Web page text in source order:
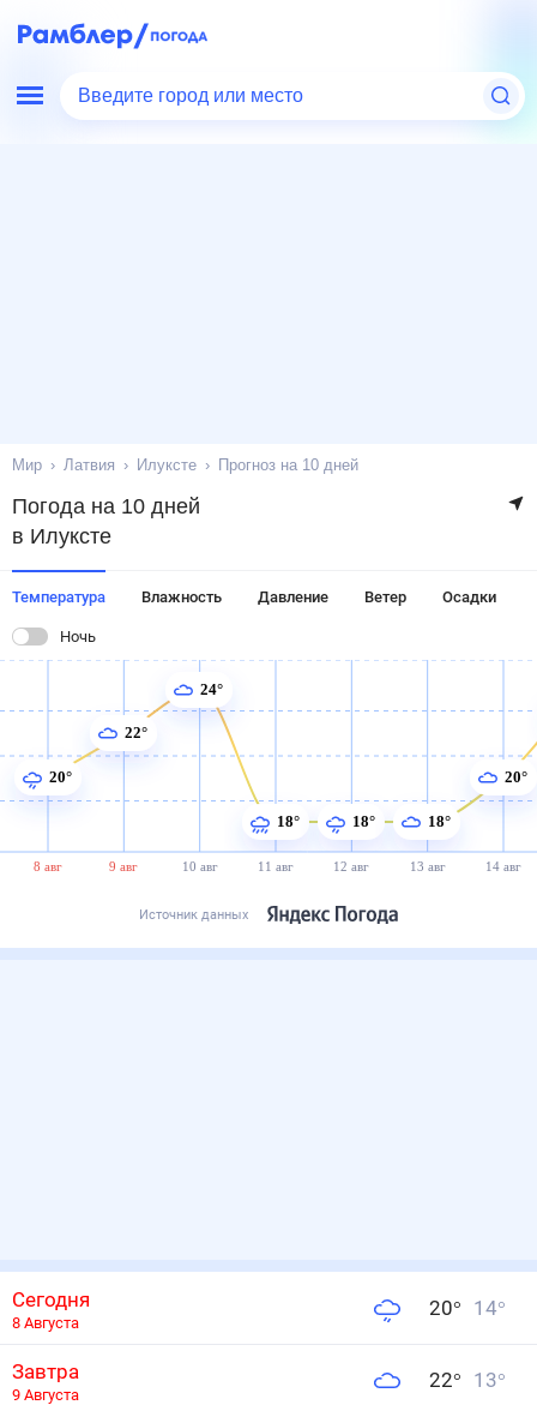
Введите город или место
Мир Латвия Илуксте Прогноз на 10 дней
Погода на 10 дней
в Илуксте
Температура Влажность Давление Ветер Осадки
Ночь
8 авг 9 авг 10 авг 11 авг 12 авг 13 авг 14 авг
20°
22°
24°
18° 18° 18°
20°
Источник данных
Сегодня
8 Августа
20° 14°
Завтра
9 Августа
22° 13°